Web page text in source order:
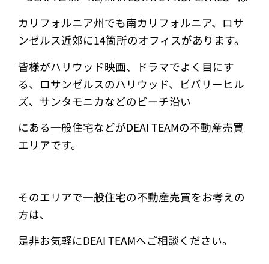
カリフォルニア州でも南カリフォルニア、ロサ
ンゼルス近郊に14箇所のオフィスがあります。
皆様がハリウッド映画、ドラマでよく目にす
る、ロサンゼルスのハリウッド、ビバリーヒル
ズ、サンタモニカなどのビーチ沿い
にある一般住宅などがDEAI TEAMの不動産売買
エリアです。
そのエリアで一般住宅の不動産売買をお考えの
方は、
是非お気軽にDEAI TEAMへご相談ください。